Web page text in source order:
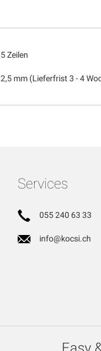
Zeilen
mm (Lieferfrist 3 - 4
Services
055 240 63 33
info@kocsi.ch